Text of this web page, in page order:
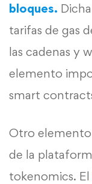
bloques.
tarifas de gas
las cadenas y
elemento
smart
Otro
de la
tokenomics. El